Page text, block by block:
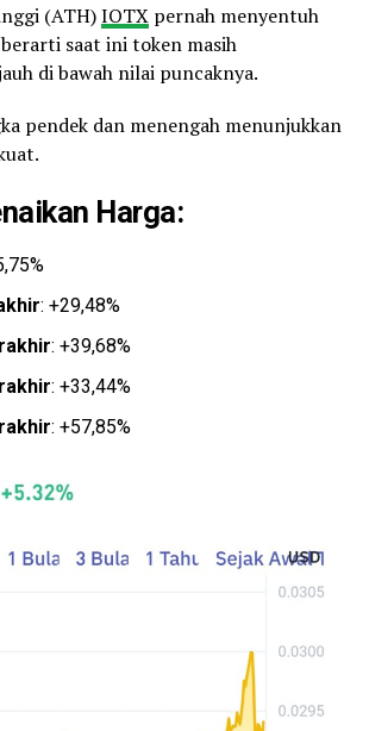
(ATH)IOTX pernah menyentuh
saat ini token masih
di bawah nilai puncaknya.
pendek dan menengah menunjukkan
Harga:
: +29,48%
: +39,68%
: +33,44%
: +57,85%